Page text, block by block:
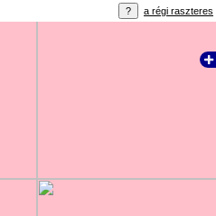
a régi raszteres